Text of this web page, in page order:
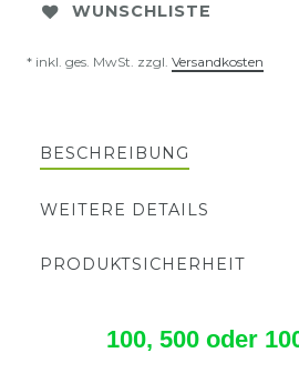
WUNSCHLISTE
* inkl. ges. MwSt. zzgl. Versandkosten
BESCHREIBUNG
WEITERE DETAILS
PRODUKTSICHERHEIT
100, 500 oder